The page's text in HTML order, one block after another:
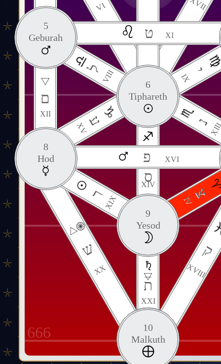
666
XVII
VI
י
IX
ל
VIII
ט XI
5
Geburah
ם
XII
6
Tiphareth
נ ע
XV
ס
XIV
8
Hod
פ XVI
רXIX
צ
IV
ק
XVIII
ש
XX
9
Yesod
ת
XXI
10
Malkuth